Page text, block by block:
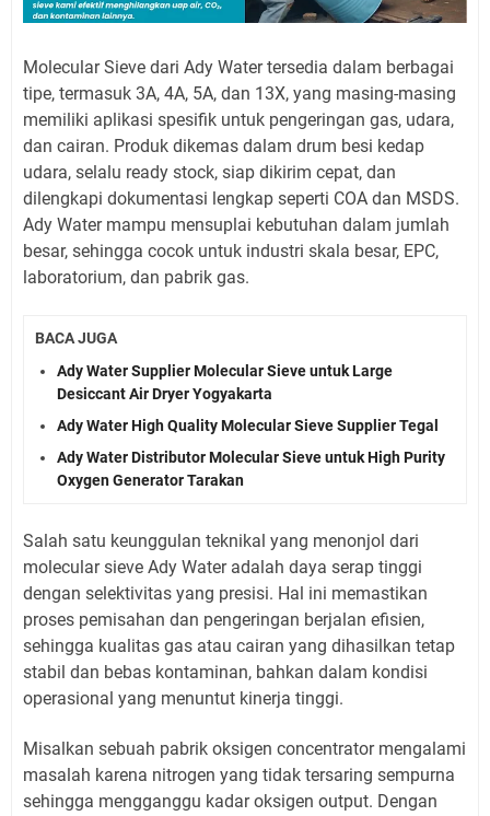
Molecular Sieve dari Ady Water tersedia dalam berbagai
tipe, termasuk 3A, 4A, 5A, dan 13X, yang masing-masing
memiliki aplikasi spesifik untuk pengeringan gas, udara,
dan cairan. Produk dikemas dalam drum besi kedap
udara, selalu ready stock, siap dikirim cepat, dan
dilengkapi dokumentasi lengkap seperti COA dan MSDS.
Ady Water mampu mensuplai kebutuhan dalam jumlah
besar, sehingga cocok untuk industri skala besar, EPC,
laboratorium, dan pabrik gas.
BACA JUGA
Ady Water Supplier Molecular Sieve untuk Large
Desiccant Air Dryer Yogyakarta
Ady Water High Quality Molecular Sieve Supplier Tegal
Ady Water Distributor Molecular Sieve untuk High Purity
Oxygen Generator Tarakan
Salah satu keunggulan teknikal yang menonjol dari
molecular sieve Ady Water adalah daya serap tinggi
dengan selektivitas yang presisi. Hal ini memastikan
proses pemisahan dan pengeringan berjalan efisien,
sehingga kualitas gas atau cairan yang dihasilkan tetap
stabil dan bebas kontaminan, bahkan dalam kondisi
operasional yang menuntut kinerja tinggi.
Misalkan sebuah pabrik oksigen concentrator mengalami
masalah karena nitrogen yang tidak tersaring sempurna
sehingga mengganggu kadar oksigen output. Dengan